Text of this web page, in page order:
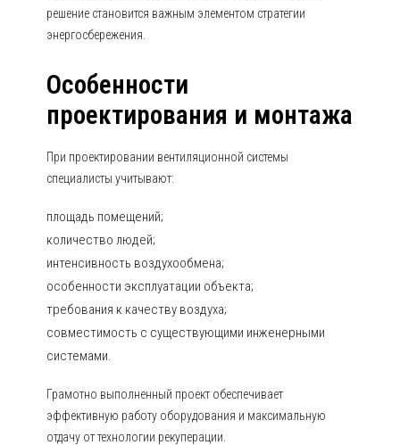
решение становится важным элементом стратегии
энергосбережения.
Особенности
проектирования и монтажа
При проектировании вентиляционной системы
специалисты учитывают:
площадь помещений;
количество людей;
интенсивность воздухообмена;
особенности эксплуатации объекта;
требования к качеству воздуха;
совместимость с существующими инженерными
системами.
Грамотно выполненный проект обеспечивает
эффективную работу оборудования и максимальную
отдачу от технологии рекуперации.